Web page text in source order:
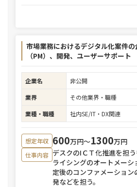
市場業務におけるデジタル化案件
（PM）、開発、ユーザーサポート
企業名
非公開
業界
その他業界・職種
業種・職種
社内SE/IT・DX関連
想定年収 600万円〜1300万円
仕事内容 デスクのIＣＴ化推進を担
ライシングのオートメーシ
定後のコンファメーション
発などを担う。